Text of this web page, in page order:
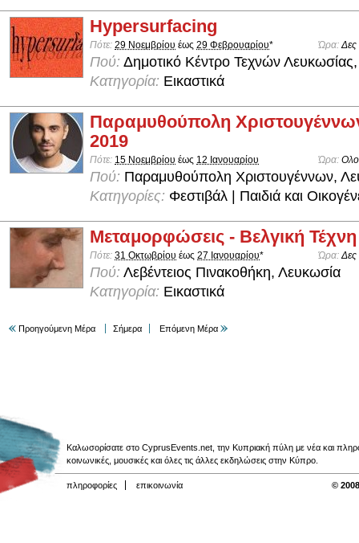
Hypersurfacing
Πότε: 29 Νοεμβρίου έως 29 Φεβρουαρίου* Ώρα:Δες
Πού: Δημοτικό Κέντρο Τεχνών
Κατηγορία: Εικαστικά
Παραμυθούπολη
2019
Πότε: 15 Νοεμβρίου έως 12 Ιανουαρίου Ώρα:
Πού: Παραμυθούπολη Χριστουγέννων,
Κατηγορίες: Φεστιβάλ | Παιδιά και
Μεταμορφώσεις - Βελγική
Πότε: 31 Οκτωβρίου έως 27 Ιανουαρίου* Ώρα:Δες
Πού: Λεβέντειος Πινακοθήκη, Λευκωσία
Κατηγορία: Εικαστικά
Προηγούμενη Μέρα Σήμερα Επόμενη Μέρα
Καλωσορίσατε στο CyprusEvents.net, την Κυπριακή πύλη με νέα και
κοινωνικές, μουσικές και όλες τις άλλες εκδηλώσεις στην Κύπρο.
πληροφορίες επικοινωνία ©